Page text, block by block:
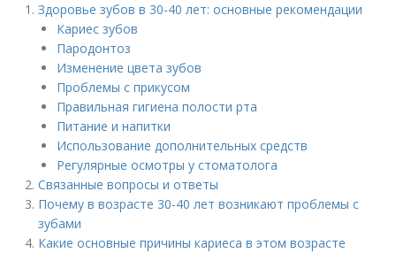
Здоровье зубов в 30-40 лет: основные рекомендации
Кариес зубов
Пародонтоз
Изменение цвета зубов
Проблемы с прикусом
Правильная гигиена полости рта
Питание и напитки
Использование дополнительных средств
Регулярные осмотры у стоматолога
Связанные вопросы и ответы
Почему в возрасте 30-40 лет возникают проблемы с
зубами
Какие основные причины кариеса в этом возрасте